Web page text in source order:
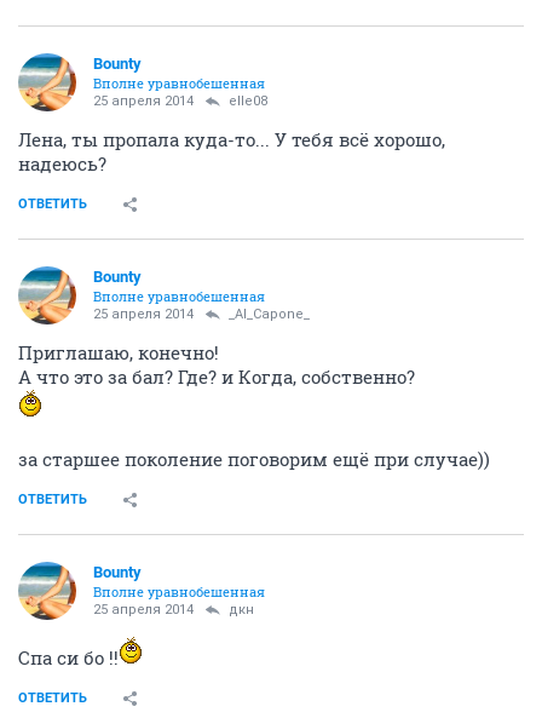
Bounty
Вполне уравнобешенная
25 апреля 2014 elle08
Лена, ты пропала куда-то... У тебя всё хорошо,
надеюсь?
ОТВЕТИТЬ
Bounty
Вполне уравнобешенная
25 апреля 2014 _Al_Capone_
Приглашаю, конечно!
А что это за бал? Где? и Когда, собственно?
за старшее поколение поговорим ещё при случае))
ОТВЕТИТЬ
Bounty
Вполне уравнобешенная
25 апреля 2014 дкн
Спа си бо !!
ОТВЕТИТЬ